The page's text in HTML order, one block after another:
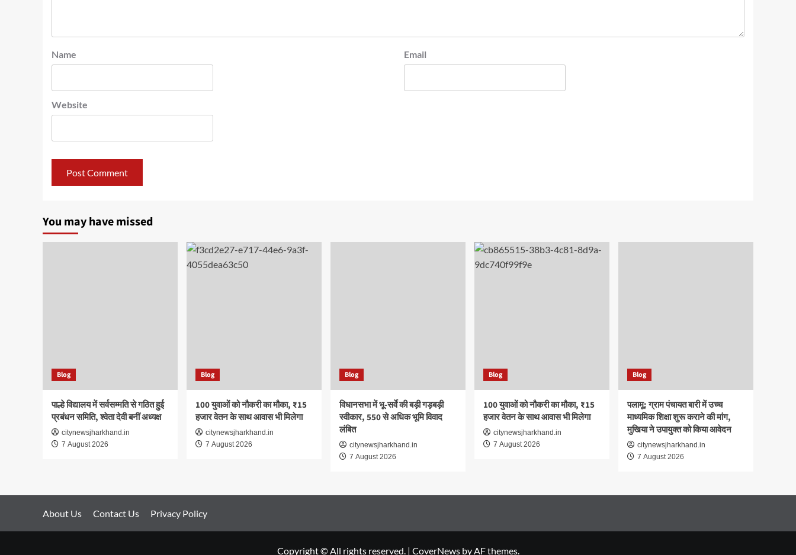
Name Email
Website
You may have missed
Blog
पाल्हे विद्यालय में सर्वसम्मति से गठित हुई
प्रबंधन समिति, श्वेता देवी बनीं अध्यक्ष
citynewsjharkhand.in
7 August 2026
Blog
100 युवाओं को नौकरी का मौका, ₹15
हजार वेतन के साथ आवास भी मिलेगा
citynewsjharkhand.in
7 August 2026
Blog
विधानसभा में भू-सर्वे की बड़ी गड़बड़ी
स्वीकार, 550 से अधिक भूमि विवाद
लंबित
citynewsjharkhand.in
7 August 2026
Blog
100 युवाओं को नौकरी का मौका, ₹15
हजार वेतन के साथ आवास भी मिलेगा
citynewsjharkhand.in
7 August 2026
Blog
पलामू: ग्राम पंचायत बारी में उच्च
माध्यमिक शिक्षा शुरू कराने की मांग,
मुखिया ने उपायुक्त को किया आवेदन
citynewsjharkhand.in
7 August 2026
About Us Contact Us Privacy Policy
Copyright © All rights reserved. | CoverNewsby AF themes.